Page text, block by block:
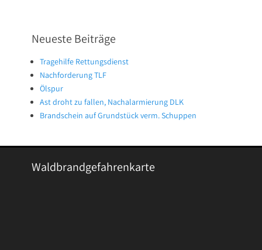
Neueste Beiträge
Tragehilfe Rettungsdienst
Nachforderung TLF
Ölspur
Ast droht zu fallen, Nachalarmierung DLK
Brandschein auf Grundstück verm. Schuppen
Waldbrandgefahrenkarte